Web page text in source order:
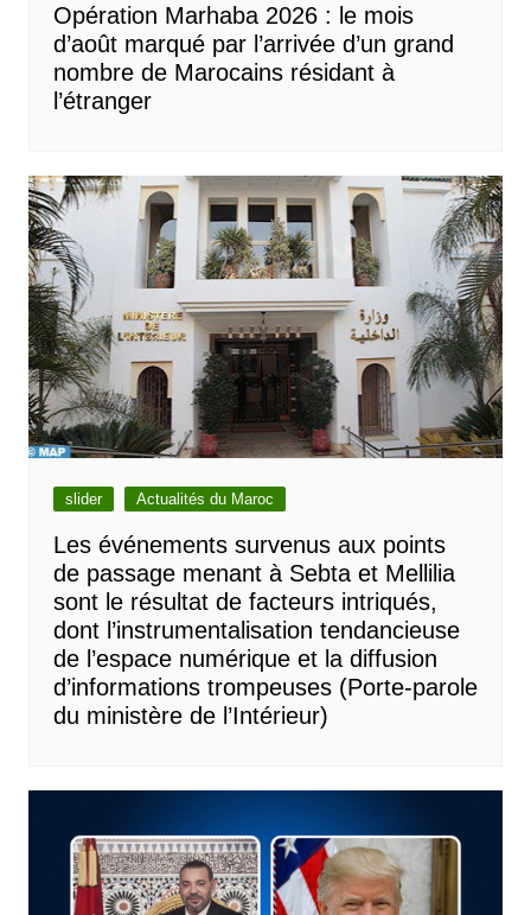
Opération Marhaba 2026 : le mois
d’août marqué par l’arrivée d’un grand
nombre de Marocains résidant à
l’étranger
slider Actualités du Maroc
Les événements survenus aux points
de passage menant à Sebta et Mellilia
sont le résultat de facteurs intriqués,
dont l’instrumentalisation tendancieuse
de l’espace numérique et la diffusion
d’informations trompeuses (Porte-parole
du ministère de l’Intérieur)